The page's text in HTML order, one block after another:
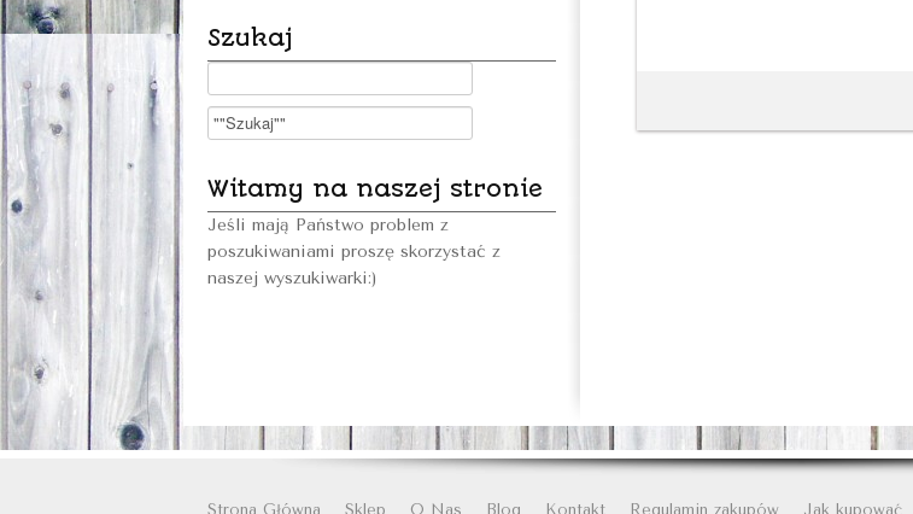
Szukaj
Witamy na naszej stronie
Jeśli mają Państwo problem z
poszukiwaniami proszę skorzystać z
naszej wyszukiwarki:)
Strona Główna Sklep O Nas Blog Kontakt Regulamin zakupów Jak kupować